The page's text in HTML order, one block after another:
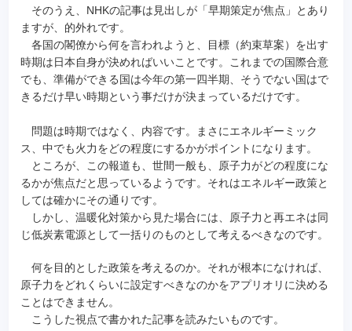
そのうえ、NHKの記事は見出しが「早期策定が焦点」とあり
ますが、的外れです。
各国の閣僚から何を言われようと、目標（約束草案）を出す
時期は日本自身が決めればいいことです。これまでの国際合意
でも、準備ができる国は今年の第一四半期、そうでない国はで
きるだけ早い時期という事だけが決まっているだけです。
問題は時期ではなく、内容です。まさにエネルギーミック
ス、中でも火力をどの程度にするかがポイントになります。
ところが、この報道も、世間一般も、原子力がどの程度にな
るかが焦点だと思っているようです。それはエネルギー政策と
しては確かにその通りです。
しかし、温暖化対策から見た場合には、原子力と再エネは同
じ低炭素電源として一括りのものとして考えるべきなのです。
何を目的とした政策を考えるのか。それが根本になければ、
原子力をどれくらいに設定すべきなのかをアプリオリに決める
ことはできません。
こうした視点で書かれた記事を読みたいものです。